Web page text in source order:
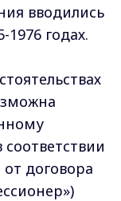
вводились
1976 годах.
договора